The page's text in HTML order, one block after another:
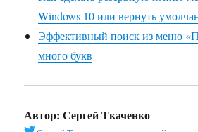
Windows 10 или вернуть
Эффективный поиск из меню
много букв
Автор: Сергей Ткаченко